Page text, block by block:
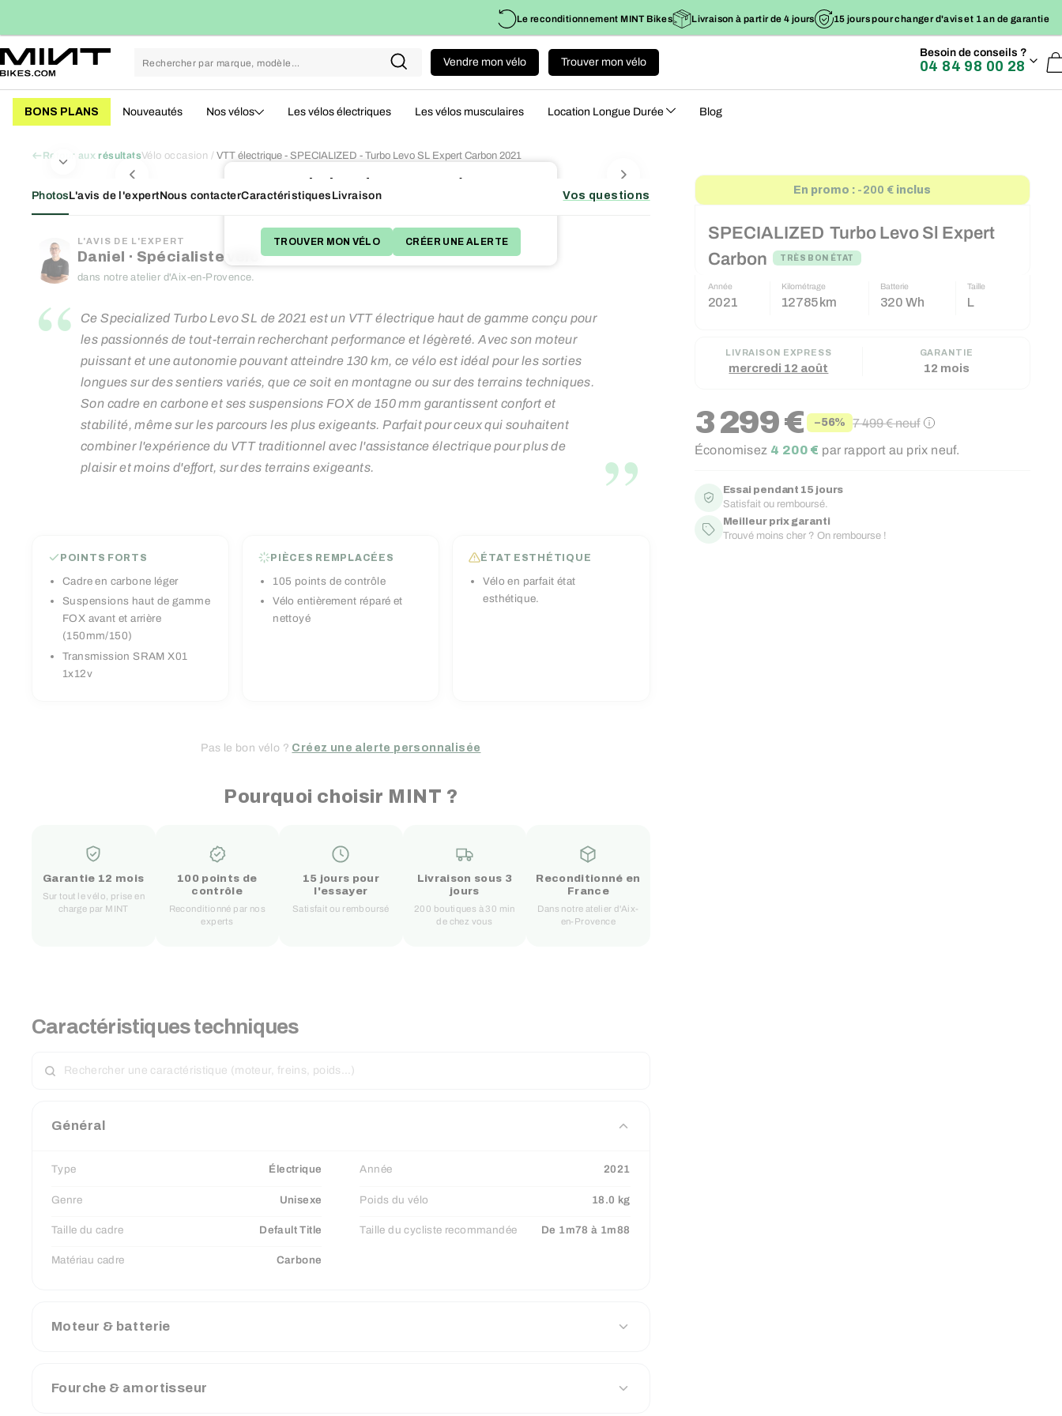
Le reconditionnement MINT Bikes Livraison à partir de 4 jours 15 jours pour changer d'avis et 1 an de garantie
contenu
Vendre mon vélo Trouver mon vélo
Besoin de conseils ?
04 84 98 00 28
BONS PLANS Nouveautés Nos vélos Les vélos électriques Les vélos musculaires Location Longue Durée Blog
Retour aux résultatsVélo occasion VTT électrique - SPECIALIZED - Turbo Levo SL Expert Carbon 2021
BON PLAN (-200€)
En promo : -200 € inclus
SPECIALIZED Turbo Levo Sl Expert
Carbon
TRÈS BON ÉTAT
Année
2021
Kilométrage
12785 km
Batterie
320 Wh
Taille
L
LIVRAISON EXPRESS
mercredi 12 août
GARANTIE
12 mois
Prix
réduit
3 299 € −56%
Prix
régulier
7 499 €neuf
Économisez 4 200 € par rapport au prix neuf.
Essai pendant 15 jours
Satisfait ou remboursé.
Meilleur prix garanti
Trouvé moins cher ? On rembourse !
PhotosL'avis de l'expertNous contacterCaractéristiques Livraison Vos questions
L'AVIS DE L'EXPERT
Daniel · Spécialiste vélo
dans notre atelier d'Aix-en-Provence.
“
Ce Specialized Turbo Levo SL de 2021 est un VTT électrique haut de gamme conçu pour
les passionnés de tout-terrain recherchant performance et légèreté. Avec son moteur
puissant et une autonomie pouvant atteindre 130 km, ce vélo est idéal pour les sorties
longues sur des sentiers variés, que ce soit en montagne ou sur des terrains techniques.
Son cadre en carbone et ses suspensions FOX de 150 mm garantissent confort et
stabilité, même sur les parcours les plus exigeants. Parfait pour ceux qui souhaitent
combiner l'expérience du VTT traditionnel avec l'assistance électrique pour plus de
plaisir et moins d'effort, sur des terrains exigeants.
”
POINTS FORTS
Cadre en carbone léger
Suspensions haut de gamme
FOX avant et arrière
(150mm/150)
Transmission SRAM X01
1x12v
PIÈCES REMPLACÉES
105 points de contrôle
Vélo entièrement réparé et
nettoyé
ÉTAT ESTHÉTIQUE
Vélo en parfait état
esthétique.
Pas le bon vélo ? Créez une alerte personnalisée
Pourquoi choisir MINT ?
Garantie 12 mois
Sur tout le vélo, prise en
charge par MINT
100 points de
contrôle
Reconditionné par nos
experts
15 jours pour
l'essayer
Satisfait ou remboursé
Livraison sous 3
jours
200 boutiques à 30 min
de chez vous
Reconditionné en
France
Dans notre atelier d'Aix-
en-Provence
Caractéristiques techniques
UNE
Général
Type Électrique Année 2021
Genre Unisexe Poids du vélo 18.0 kg
Taille du cadre Default Title Taille du cycliste recommandée De 1m78 à 1m88
Matériau cadre Carbone
Moteur & batterie
Fourche & amortisseur
Victime de son succès !
Nous avons d'autres bons plans qui correspondent à votre besoin.
TROUVER MON VÉLO CRÉER UNE ALERTE